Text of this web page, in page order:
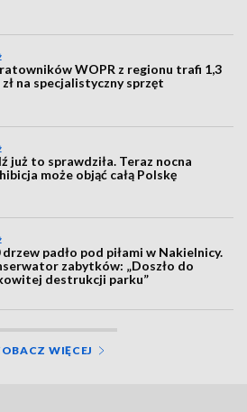
WOPR z regionu trafi 1,3
zł na specjalistyczny sprzęt
już to sprawdziła. Teraz nocna
może objąć całą Polskę
drzew padło pod piłami w Nakielnicy.
zabytków: „Doszło do
destrukcji parku”
WIĘCEJ